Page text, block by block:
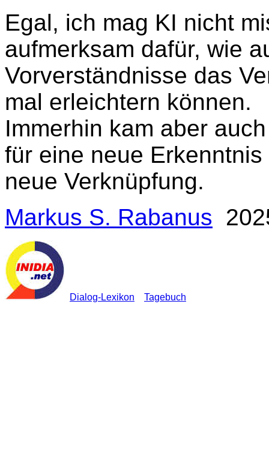
Egal, ich mag KI nicht
aufmerksam dafür, wie
Vorverständnisse das
mal erleichtern können.
Immerhin kam aber
für eine neue
neue Verknüpfung.
Markus S. Rabanus
Dialog-Lexikon Tagebuch